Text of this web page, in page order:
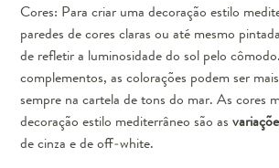
Cores: Para criar uma decoração estilo
paredes de cores claras ou até mesmo
de refletir a luminosidade do sol pelo
complementos, as colorações podem ser
sempre na cartela de tons do mar. As cores
decoração estilo mediterrâneo são as
de cinza e de off-white.